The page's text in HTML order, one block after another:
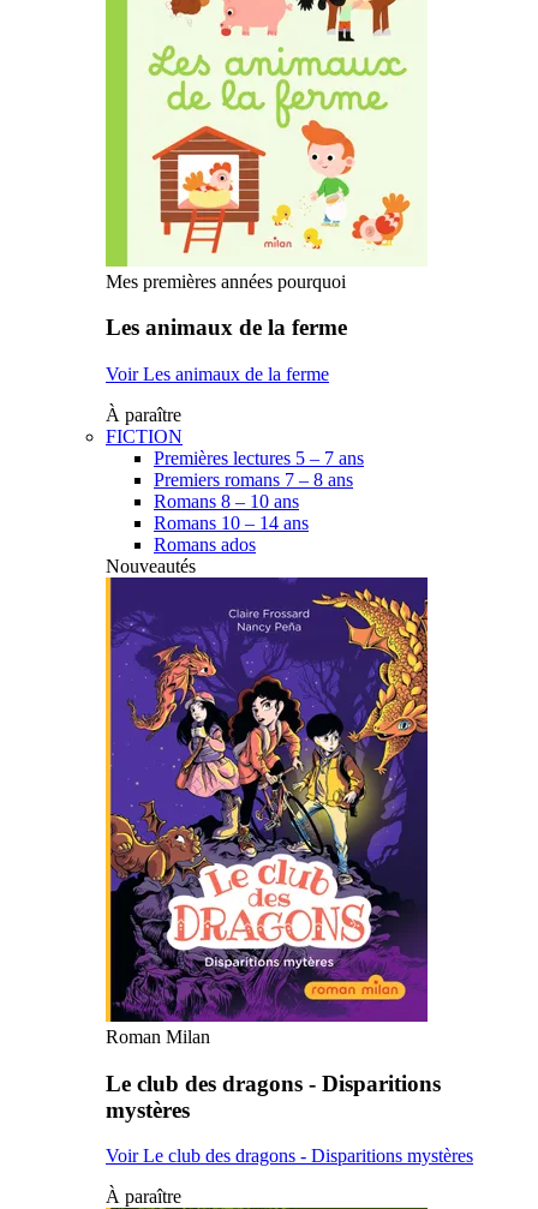
Mes premières années pourquoi
Les animaux de la ferme
Voir Les animaux de la ferme
À paraître
FICTION
Premières lectures 5 – 7 ans
Premiers romans 7 – 8 ans
Romans 8 – 10 ans
Romans 10 – 14 ans
Romans ados
Nouveautés
Roman Milan
Le club des dragons - Disparitions
mystères
Voir Le club des dragons - Disparitions mystères
À paraître